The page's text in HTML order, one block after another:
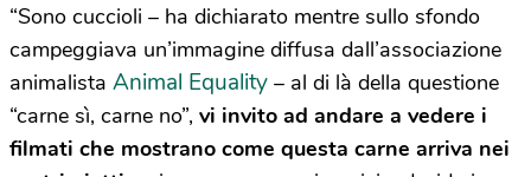
“Sono cuccioli – ha dichiarato mentre sullo sfondo
campeggiava un’immagine diffusa dall’associazione
animalista Animal Equality – al di là della questione
“carne sì, carne no”, vi invito ad andare a vedere i
filmati che mostrano come questa carne arriva nei